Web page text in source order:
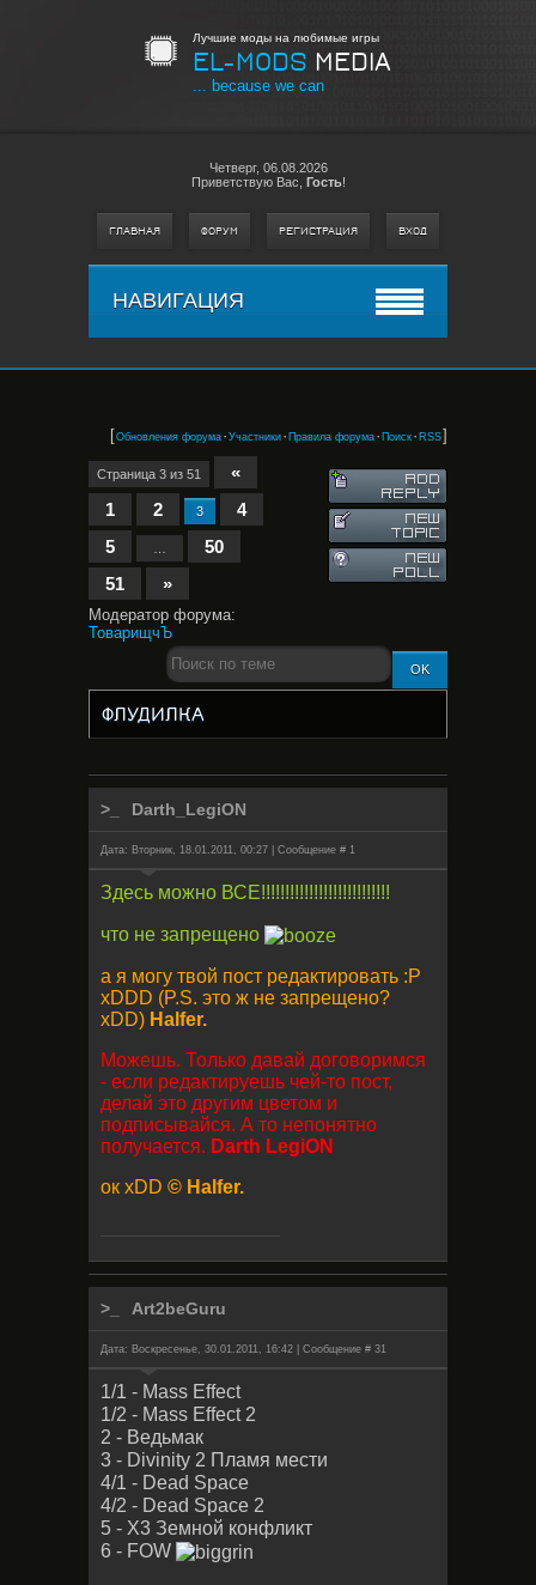
Лучшие моды на любимые игры
EL-MODS MEDIA
... because we can
Четверг, 06.08.2026
Приветствую Вас Гость!
ГЛАВНАЯ ФОРУМ РЕГИСТРАЦИЯ ВХОД
НАВИГАЦИЯ
[Обновления форума·Участники·Правила форума·Поиск·RSS]
Страница 3 из 51
«
1
2 3
4
5
50
51
»
Модератор форума:
ТоварищчЪ
ФЛУДИЛКА
Darth_LegiON
Дата: Вторник, 18.01.2011, 00:27 | Сообщение # 1
Здесь можно ВСЕ!!!!!!!!!!!!!!!!!!!!!!!!!!!
что не запрещено
а я могу твой пост редактировать :P
xDDD (P.S. это ж не запрещено?
xDD) Halfer.
Можешь. Только давай договоримся
- если редактируешь чей-то пост,
делай это другим цветом и
подписывайся. А то непонятно
получается. Darth LegiON
ок xDD © Halfer.
Art2beGuru
Дата: Воскресенье, 30.01.2011, 16:42 | Сообщение # 31
1/1 - Mass Effect
1/2 - Mass Effect 2
2 - Ведьмак
3 - Divinity 2 Пламя мести
4/1 - Dead Space
4/2 - Dead Space 2
5 - X3 Земной конфликт
6 - FOW